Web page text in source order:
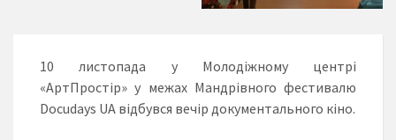
10 листопада у Молодіжному центрі
«АртПростір» у межах Мандрівного фестивалю
Docudays UA відбувся вечір документального кіно.